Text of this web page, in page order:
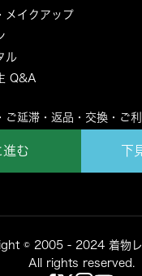
進む 下
メイクアップ
ル
Q&A
ご延滞・返品・交換・ご
について
© 2005 - 2024 着物レ
All rights reserved.